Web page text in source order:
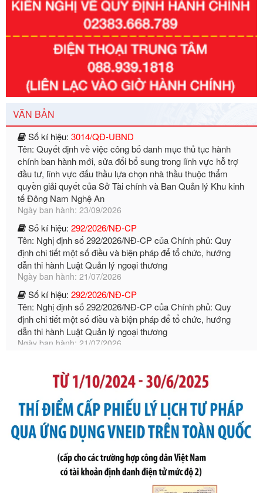
VĂN BẢN
Số kí hiệu:351/2025/NĐ-CP
Tên: Nghị định số 351/2025/NĐ-CP của Chính phủ: Quy
định chuẩn nghèo đa chiều quốc gia giai đoạn 2026 - 2030
Ngày ban hành: 29/12/2026
Số kí hiệu:
Tên: Quyết định về việc công bố danh mục thủ tục hành
chính ban hành mới, sửa đổi bổ sung trong lĩnh vực hỗ trợ
đầu tư, lĩnh vực đấu thầu lựa chọn nhà thầu thuộc thẩm
quyền giải quyết của Sở Tài chính và Ban Quản lý Khu kinh
tế Đông Nam Nghệ An
Ngày ban hành: 23/09/2026
Số kí hiệu: 292/2026/NĐ-CP
Tên: Nghị định số 292/2026/NĐ-CP của Chính phủ: Quy
định chi tiết một số điều và biện pháp để tổ chức, hướng
dẫn thi hành Luật Quản lý ngoại thương
Ngày ban hành: 21/07/2026
Số kí hiệu: 292/2026/NĐ-CP
Tên: Nghị định số 292/2026/NĐ-CP của Chính phủ: Quy
định chi tiết một số điều và biện pháp để tổ chức, hướng
dẫn thi hành Luật Quản lý ngoại thương
Ngày ban hành: 21/07/2026
Số kí hiệu: 105/2026/TT-BTC
Tên: Thông tư số 105/2026/TT-BTC của Bộ Tài chính: Bãi
phạt vi phạm hành chính trong lĩnh vực kho bạc nhà nước
Ngày ban hành: 21/07/2026
Số kí hiệu:291/2026/NĐ-CP
Tên: Nghị định số 291/2026/NĐ-CP của Chính phủ: Sửa
đổi, bổ sung một số điều của Nghị định số 125/2020/NĐ-СР
ngày 19 tháng 10 năm 2020 của Chính phủ quy định xử
phạt vi phạm hành chính về thuế, hóa đơn được sửa đổi, bổ
sung bởi Nghị định số 102/2021/NĐ-CP